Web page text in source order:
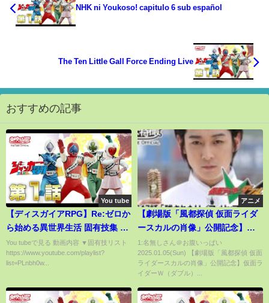
NHK ni Youkoso! capitulo 6 sub español
The Ten Little Gall Force Ending Live
おすすめの記事
You tube
【ディスガイアRPG】Re:ゼロか
ら始める異世界生活 固有技集 第
1弾
You tubeで見る 動画内容 ▼固有技リスト
https://www.youtube.com/playlist?
list=PLnbh0w...
アニメ
【劇場版「風都探偵 仮面ライダ
ースカルの肖像」公開記念】仮
面ライダーＷ（ダブル） 第47
話[公式]
1:名無しさん＠お腹いっぱい
2025.01.05(Sun) 【劇場版「風都探偵 仮面
ライダースカルの肖像」公開記念】仮面ラ
イダーＷ（ダブル）...